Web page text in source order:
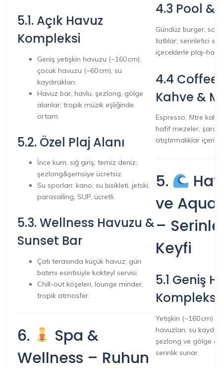
5.1. Açık Havuz
Kompleksi
Geniş yetişkin havuzu (~160 cm),
çocuk havuzu (~60 cm), su
kaydırakları.
Havuz bar, havlu, şezlong, gölge
alanlar; tropik müzik eşliğinde
ortam.
5.2. Özel Plaj Alanı
İnce kum, sığ giriş, temiz deniz;
şezlong&şemsiye ücretsiz.
Su sporları: kano, su bisikleti, jetski,
parasailing, SUP, ücretli.
5.3. Wellness Havuzu &
Sunset Bar
Çatı terasında küçük havuz; gün
batımı esintisiyle kokteyl servisi.
Chill-out köşeleri, lounge minder,
tropik atmosfer.
6.
Spa &
Wellness – Ruhun
4.3 Pool &
Gündüz burger,
tatlılar; serinletici
içeceklerle
4.4
Kahve &
Espresso, filtre
hafif mezeler,
atıştırmalıklar içerir.
5.
ve Aqua
–
Keyfi
5.1 Geniş
Kompleksi
Yetişkin (~160 cm)
havuzları, su
şezlong ve gölge
serinlik sunar.